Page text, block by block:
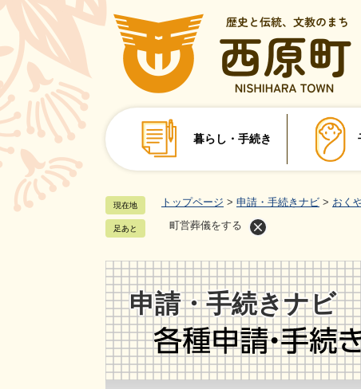
ペ
ジ
先
頭
で
。
暮らし・手続き
現在地 トップページ > 申請・手続きナビ > おく
足あと 町営葬儀をする
申請・手続きナビ